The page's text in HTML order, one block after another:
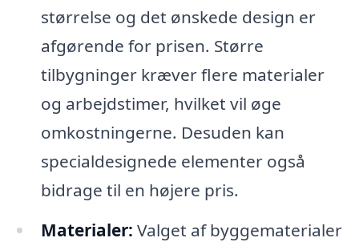
størrelse og det ønskede design er
afgørende for prisen. Større
tilbygninger kræver flere materialer
og arbejdstimer, hvilket vil øge
omkostningerne. Desuden kan
specialdesignede elementer også
bidrage til en højere pris.
Materialer: Valget af byggematerialer